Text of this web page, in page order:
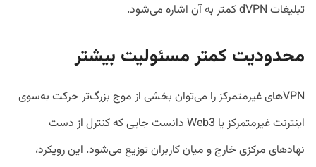
تبلیغات dVPN کمتر به آن اشاره می‌شود.
محدودیت کمتر مسئولیت بیشتر
VPNهای غیرمتمرکز را می‌توان بخشی از موج بزرگ‌تر حرکت به‌سوی
اینترنت غیرمتمرکز یا Web3 دانست جایی که کنترل از دست
نهادهای مرکزی خارج و میان کاربران توزیع می‌شود. این رویکرد،